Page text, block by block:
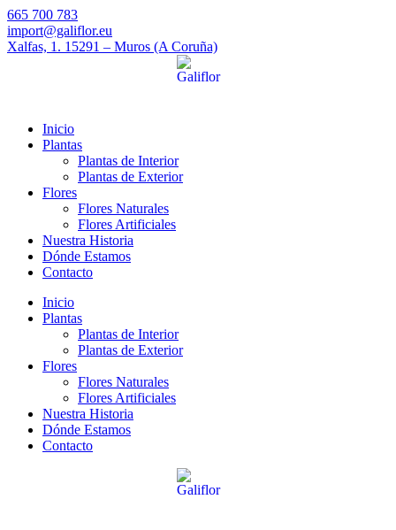
665 700 783
import@galiflor.eu
Xalfas, 1. 15291 – Muros (A Coruña)
Inicio
Plantas
Plantas de Interior
Plantas de Exterior
Flores
Flores Naturales
Flores Artificiales
Nuestra Historia
Dónde Estamos
Contacto
Inicio
Plantas
Plantas de Interior
Plantas de Exterior
Flores
Flores Naturales
Flores Artificiales
Nuestra Historia
Dónde Estamos
Contacto